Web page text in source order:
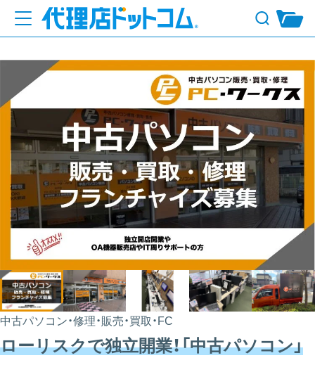
中古パソコン・修理・販売・買取・FC
ローリスクで独立開業！「中古パソコン」